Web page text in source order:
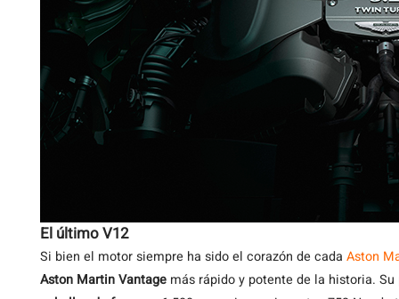
El último V12
Si bien el motor siempre ha sido el corazón de cada Aston
Aston Martin Vantage más rápido y potente de la historia. Su